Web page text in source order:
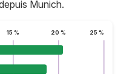
Munich.
15 % 20 % 25 %